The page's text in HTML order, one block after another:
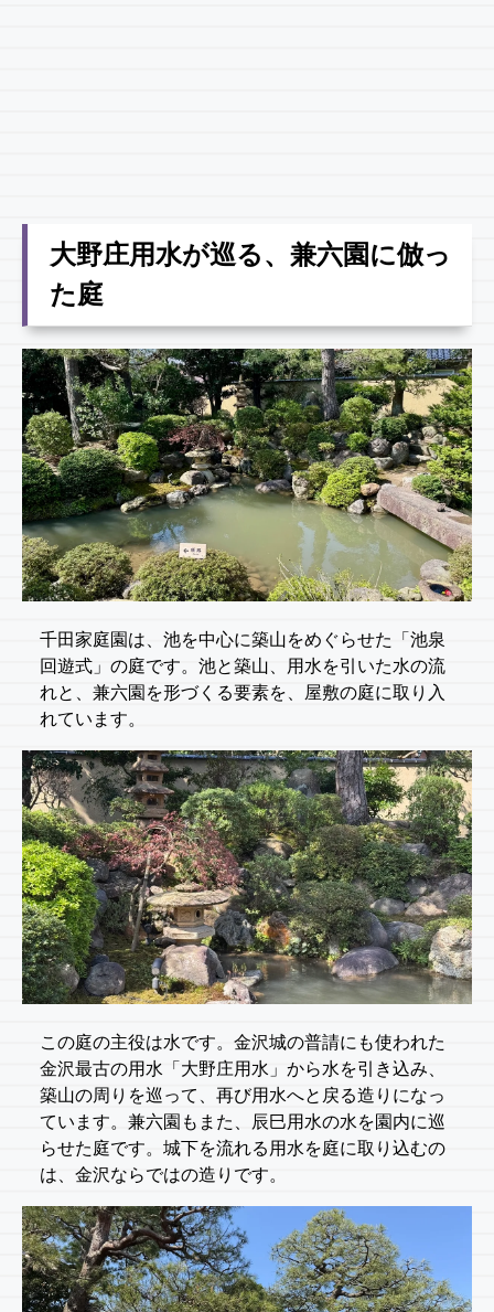
大野庄用水が巡る、兼六園に倣っ
た庭
千田家庭園は、池を中心に築山をめぐらせた「池泉
回遊式」の庭です。池と築山、用水を引いた水の流
れと、兼六園を形づくる要素を、屋敷の庭に取り入
れています。
この庭の主役は水です。金沢城の普請にも使われた
金沢最古の用水「大野庄用水」から水を引き込み、
築山の周りを巡って、再び用水へと戻る造りになっ
ています。兼六園もまた、辰巳用水の水を園内に巡
らせた庭です。城下を流れる用水を庭に取り込むの
は、金沢ならではの造りです。